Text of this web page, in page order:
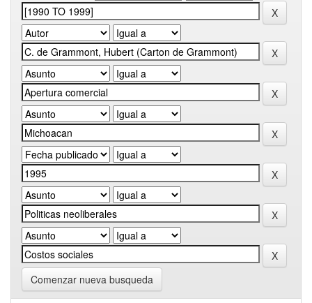
Comenzar nueva busqueda